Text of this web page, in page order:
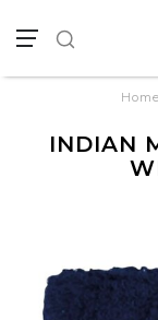
Home
INDIAN